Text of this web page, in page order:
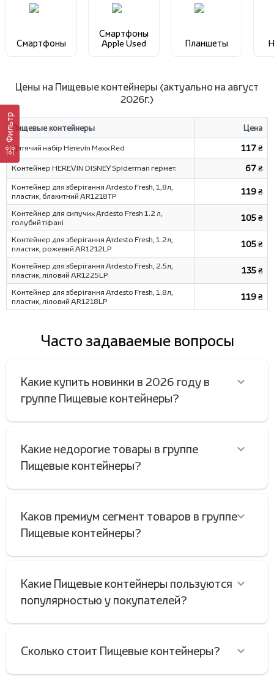
Фильтр
Смартфоны
Смартфоны
Apple Used
Планшеты
Цены на Пищевые контейнеры (актуально на август
2026г.)
Пищевые контейнеры Цена
Дитячий набір Herevin Maxx Red 117 ₴
Контейнер HEREVIN DISNEY Spiderman гермет. 67 ₴
Контейнер для зберігання Ardesto Fresh, 1,8л,
пластик, блакитний AR1218TP
119 ₴
Контейнер для сипучих Ardesto Fresh 1.2 л,
голубий тіфані
105 ₴
Контейнер для зберігання Ardesto Fresh, 1.2л,
пластик, рожевий AR1212LP
105 ₴
Контейнер для зберігання Ardesto Fresh, 2.5л,
пластик, ліловий AR1225LP
135 ₴
Контейнер для зберігання Ardesto Fresh, 1.8л,
пластик, ліловий AR1218LP
119 ₴
Часто задаваемые вопросы
Какие купить новинки в 2026 году в
группе Пищевые контейнеры?
Какие недорогие товары в группе
Пищевые контейнеры?
Каков премиум сегмент товаров в группе
Пищевые контейнеры?
Какие Пищевые контейнеры пользуются
популярностью у покупателей?
Сколько стоит Пищевые контейнеры?